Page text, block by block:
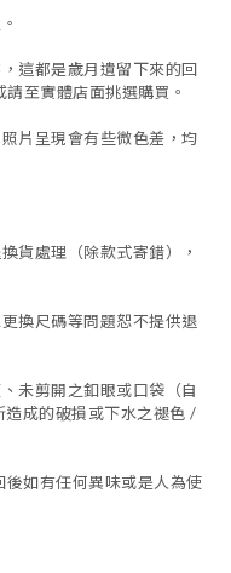
這都是歲月遺留下來的回
至實體店面挑選購買。
片呈現會有些微色差，均
貨處理（除款式寄錯），
換尺碼等問題恕不提供退
未剪開之釦眼或口袋（自
成的破損或下水之褪色 /
後如有任何異味或是人為使